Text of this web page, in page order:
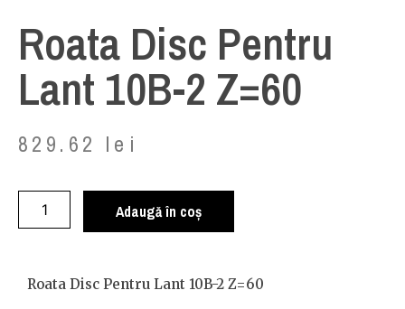
Roata Disc Pentru
Lant 10B-2 Z=60
829.62 lei
Adaugă în coș
Roata Disc Pentru Lant 10B-2 Z=60